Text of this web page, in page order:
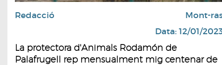
Redacció
Mont-
Data: 12/01/
La protectora d'Animals Rodamón de
Palafrugell rep mensualment mig centenar de